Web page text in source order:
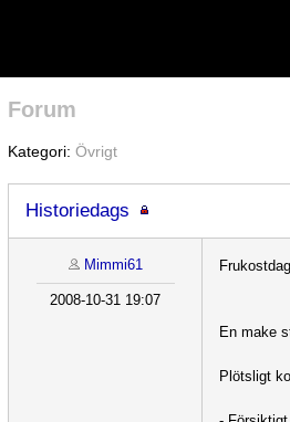
Forum
Kategori:Övrigt
Historiedags
Mimmi61
2008-10-31 19:07
En make
Plötsligt